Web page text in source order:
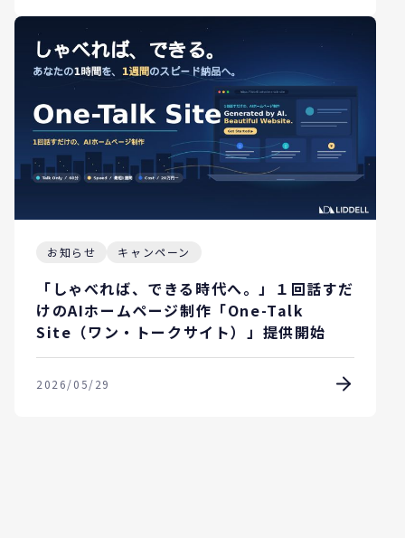
お知らせ キャンペーン
「しゃべれば、できる時代へ。」１回話すだ
けのAIホームページ制作「One-Talk
Site（ワン・トークサイト）」提供開始
2026/05/29